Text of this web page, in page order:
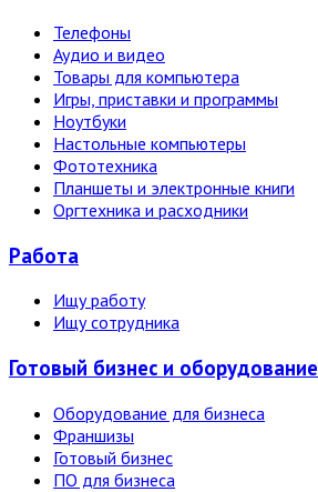
Телефоны
Аудио и видео
Товары для компьютера
Игры, приставки и программы
Ноутбуки
Настольные компьютеры
Фототехника
Планшеты и электронные книги
Оргтехника и расходники
Работа
Ищу работу
Ищу сотрудника
Готовый бизнес и оборудование
Оборудование для бизнеса
Франшизы
Готовый бизнес
ПО для бизнеса